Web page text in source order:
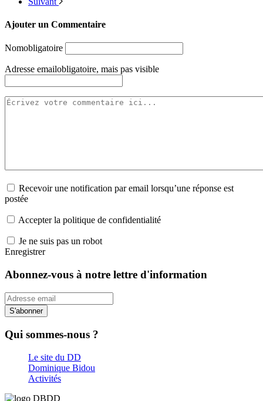
Ajouter un Commentaire
Nomobligatoire
Adresse emailobligatoire, mais pas visible
Recevoir une notification par email lorsqu’une réponse est
postée
Accepter la politique de confidentialité
Je ne suis pas un robot
Enregistrer
Abonnez-vous à notre lettre d'information
S'abonner
Qui sommes-nous ?
Le site du DD
Dominique Bidou
Activités